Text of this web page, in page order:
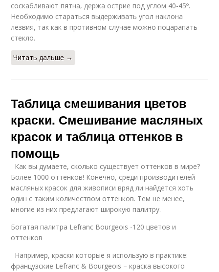
соскабливают пятна, держа острие под углом 40-45º.
Необходимо стараться выдерживать угол наклона
лезвия, так как в противном случае можно поцарапать
стекло.
Читать дальше →
Таблица смешивания цветов
краски. Смешивание масляных
красок и таблица оттенков в
помощь
Как вы думаете, сколько существует оттенков в мире?
Более 1000 оттенков! Конечно, среди производителей
масляных красок для живописи вряд ли найдется хоть
один с таким количеством оттенков. Тем не менее,
многие из них предлагают широкую палитру.
Богатая палитра Lefranc Bourgeois -120 цветов и
оттенков
Например, краски которые я использую в практике:
французские Lefranc & Bourgeois – краска высокого